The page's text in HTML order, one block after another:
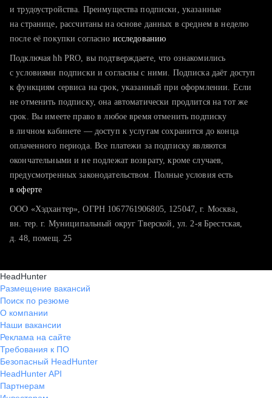
тратите много времени на поиск и вручную поднимаете
хотите сравнить себя с конкурентами и оценить шансы
и трудоустройства. Преимущества подписки, указанные
на странице, рассчитаны на основе данных в среднем в неделю
после её покупки согласно исследованию
Подключая hh PRO, вы подтверждаете, что ознакомились
с условиями подписки и согласны с ними. Подписка даёт доступ
к функциям сервиса на срок, указанный при оформлении. Если
не отменить подписку, она автоматически продлится на тот же
срок. Вы имеете право в любое время отменить подписку
в личном кабинете — доступ к услугам сохранится до конца
оплаченного периода. Все платежи за подписку являются
окончательными и не подлежат возврату, кроме случаев,
предусмотренных законодательством. Полные условия есть
в оферте
ООО «Хэдхантер», ОГРН 1067761906805, 125047, г. Москва,
вн. тер. г. Муниципальный округ Тверской, ул. 2-я Брестская,
д. 48, помещ. 25
HeadHunter
Размещение вакансий
Поиск по резюме
О компании
Наши вакансии
Реклама на сайте
Требования к ПО
Безопасный HeadHunter
HeadHunter API
Партнерам